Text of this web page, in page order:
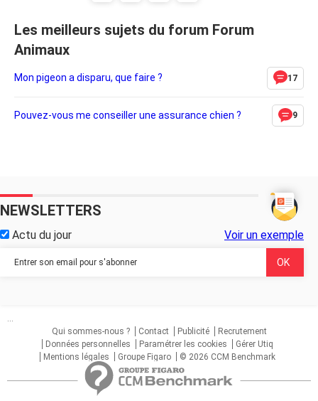
Les meilleurs sujets du forum Forum
Animaux
Mon pigeon a disparu, que faire ? 17
Pouvez-vous me conseiller une assurance chien ? 9
NEWSLETTERS
Actu du jour Voir un exemple
...
Qui sommes-nous ?
Contact Publicité
Recrutement
Données personnelles
Paramétrer les cookies
Gérer Utiq
Mentions légales
Groupe Figaro © 2026 CCM Benchmark